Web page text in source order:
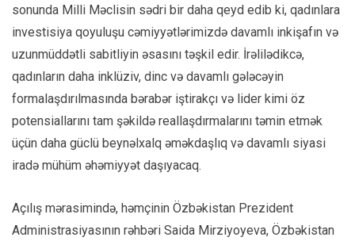
sonunda Milli Məclisin sədri bir daha qeyd edib ki, qadınlara
investisiya qoyuluşu cəmiyyətlərimizdə davamlı inkişafın və
uzunmüddətli sabitliyin əsasını təşkil edir. İrəlilədikcə,
qadınların daha inklüziv, dinc və davamlı gələcəyin
formalaşdırılmasında bərabər iştirakçı və lider kimi öz
potensiallarını tam şəkildə reallaşdırmalarını təmin etmək
üçün daha güclü beynəlxalq əməkdaşlıq və davamlı siyasi
iradə mühüm əhəmiyyət daşıyacaq.
Açılış mərasimində, həmçinin Özbəkistan Prezident
Administrasiyasının rəhbəri Saida Mirziyoyeva, Özbəkistan